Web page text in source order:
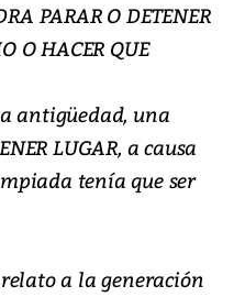
PARAR O DETENER
O HACER QUE
antigüedad, una
LUGAR, a causa
tenía que ser
a la generación